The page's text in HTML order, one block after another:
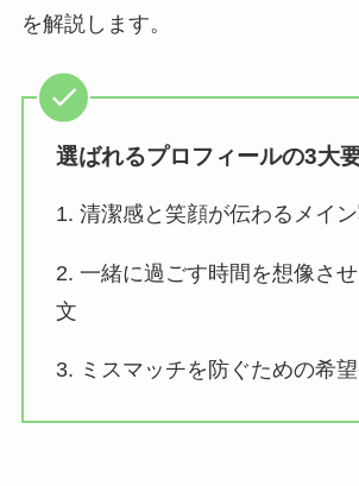
を解説します。
選ばれるプロフィールの3大
1. 清潔感と笑顔が伝わるメイ
2. 一緒に過ごす時間を想像さ
文
3. ミスマッチを防ぐための希